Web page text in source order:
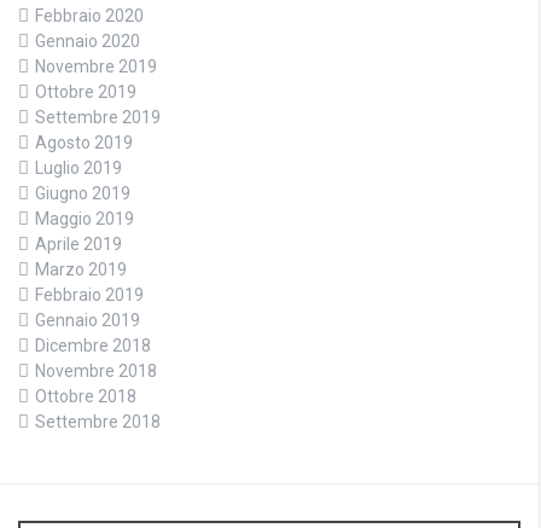
Febbraio 2020
Gennaio 2020
Novembre 2019
Ottobre 2019
Settembre 2019
Agosto 2019
Luglio 2019
Giugno 2019
Maggio 2019
Aprile 2019
Marzo 2019
Febbraio 2019
Gennaio 2019
Dicembre 2018
Novembre 2018
Ottobre 2018
Settembre 2018